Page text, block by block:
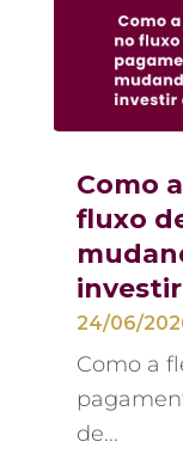
Como
fluxo
24/06/
Como a
de...